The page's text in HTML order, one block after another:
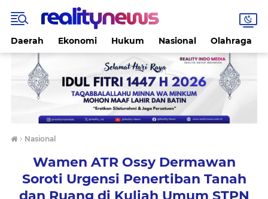
Daerah Ekonomi Hukum Nasional Olahraga
› Nasional
Wamen ATR Ossy Dermawan
Soroti Urgensi Penertiban Tanah
dan Ruang di Kuliah Umum STPN